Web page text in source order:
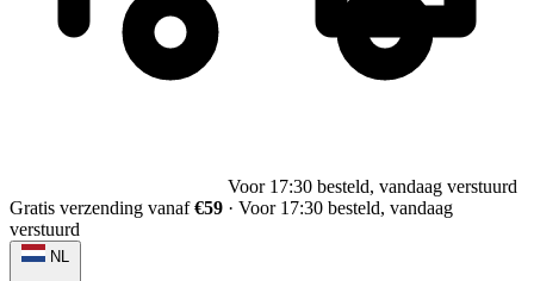
Voor 17:30 besteld, vandaag verstuurd
Gratis verzending vanaf€59 · Voor 17:30 besteld, vandaag
verstuurd
NL